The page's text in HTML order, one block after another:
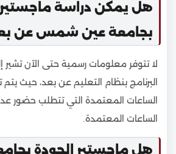
هل يمكن دراسة ماجستير
بجامعة عين شمس عن
لا تتوفر معلومات رسمية حتى الآن تشير
البرنامج بنظام التعليم عن بعد، حيث يتم
الساعات المعتمدة التي تتطلب حضور
الساعات المعتمدة.
هل ماجستير الجودة